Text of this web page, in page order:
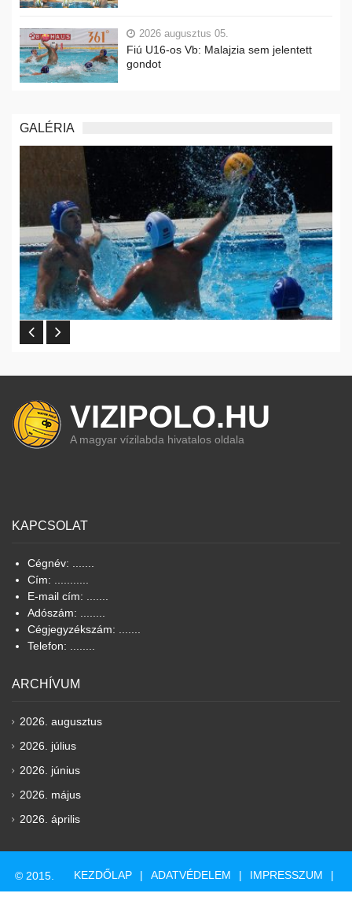
2026 augusztus 05.
Fiú U16-os Vb: Malajzia sem jelentett
gondot
GALÉRIA
VIZIPOLO.HU
A magyar vízilabda hivatalos oldala
KAPCSOLAT
Cégnév: .......
Cím: ...........
E-mail cím: .......
Adószám: ........
Cégjegyzékszám: .......
Telefon: ........
ARCHÍVUM
2026. augusztus
2026. július
2026. június
2026. május
2026. április
© 2015. KEZDŐLAP ADATVÉDELEM IMPRESSZUM